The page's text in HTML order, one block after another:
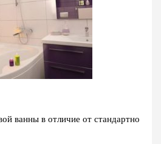
ванны в отличие от стандартно